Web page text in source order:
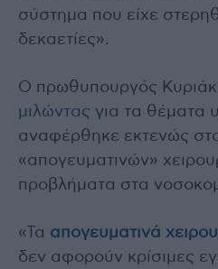
σύστημα που είχε
δεκαετίες».
Ο πρωθυπουργός
μιλώντας για τα θέματα
αναφέρθηκε εκτενώς
«απογευματινών»
προβλήματα στα
«Τα απογευματινά
δεν αφορούν κρίσιμες